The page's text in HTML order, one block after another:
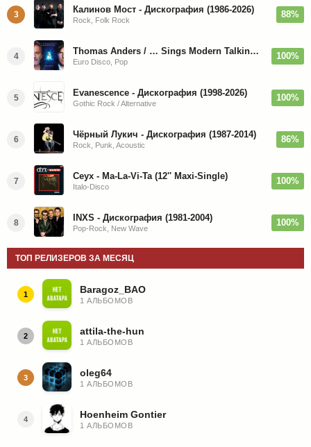
3 Калинов Мост - Дискография (1986-2026)
Rock, Folk Rock
88%
4 Thomas Anders / … Sings Modern Talking: The Best hi-res
Euro Disco, Pop
100%
5 Evanescence - Дискография (1998-2026)
Gothic Rock / Alternative
100%
6 Чёрный Лукич - Дискография (1987-2014)
Rock, Punk, Acoustic
86%
7 Ceyx - Ma-La-Vi-Ta (12'' Maxi-Single)
Italo-Disco
100%
8 INXS - Дискография (1981-2004)
Pop-Rock, New Wave
100%
ТОП РЕЛИЗЕРОВ ЗА МЕСЯЦ
1 Baragoz_BAO
1 АЛЬБОМОВ
2 attila-the-hun
1 АЛЬБОМОВ
3 oleg64
1 АЛЬБОМОВ
4 Hoenheim Gontier
1 АЛЬБОМОВ